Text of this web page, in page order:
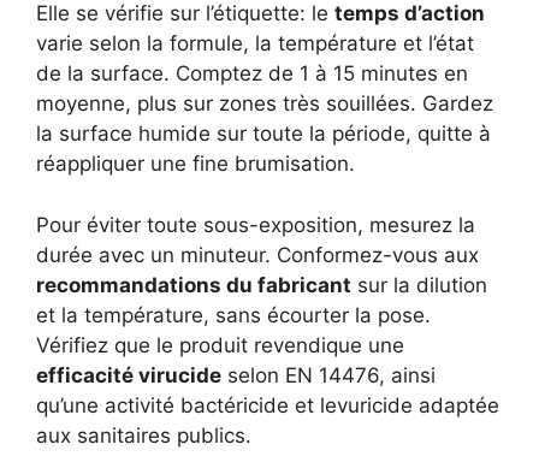
Elle se vérifie sur l’étiquette: le temps d’action
varie selon la formule, la température et l’état
de la surface. Comptez de 1 à 15 minutes en
moyenne, plus sur zones très souillées. Gardez
la surface humide sur toute la période, quitte à
réappliquer une fine brumisation.
Pour éviter toute sous-exposition, mesurez la
durée avec un minuteur. Conformez-vous aux
recommandations du fabricant sur la dilution
et la température, sans écourter la pose.
Vérifiez que le produit revendique une
efficacité virucide selon EN 14476, ainsi
qu’une activité bactéricide et levuricide adaptée
aux sanitaires publics.